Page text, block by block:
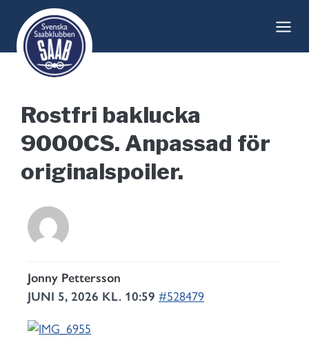
content
Rostfri baklucka
9000CS. Anpassad för
originalspoiler.
Jonny Pettersson
JUNI 5, 2026 KL. 10:59 #528479